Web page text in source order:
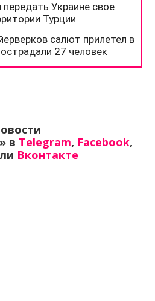
в Telegram, Facebook,
Вконтакте